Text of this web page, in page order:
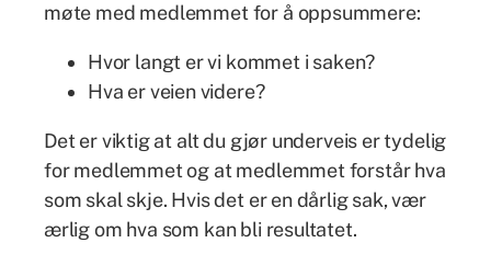
møte med medlemmet for å oppsummere:
Hvor langt er vi kommet i saken?
Hva er veien videre?
Det er viktig at alt du gjør underveis er tydelig
for medlemmet og at medlemmet forstår hva
som skal skje. Hvis det er en dårlig sak, vær
ærlig om hva som kan bli resultatet.